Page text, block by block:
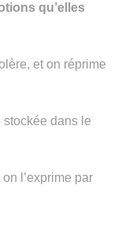
qu’elles
et on réprime
stockée dans le
l’exprime par